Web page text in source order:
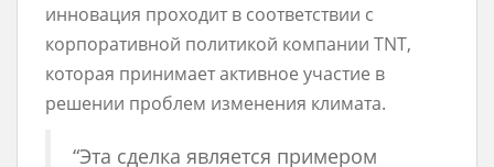
инновация проходит в соответствии с
корпоративной политикой компании TNT,
которая принимает активное участие в
решении проблем изменения климата.
“Эта сделка является примером